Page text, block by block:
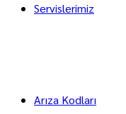
Servislerimiz
Arıza Kodları